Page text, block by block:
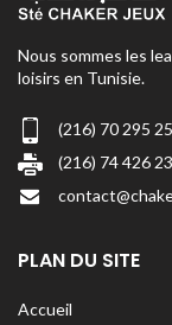
Nous sommes les
loisirs en Tunisie.
(216) 70 295
(216) 74 426
PLAN DU SITE
Accueil